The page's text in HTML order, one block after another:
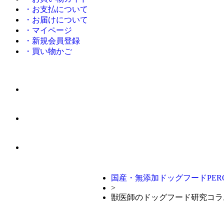
・お支払について
・お届けについて
・マイページ
・新規会員登録
・買い物かご
国産・無添加ドッグフード
>
獣医師のドッグフード研究コ